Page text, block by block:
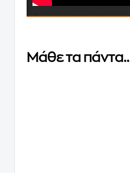
Μάθε τα πάντα..